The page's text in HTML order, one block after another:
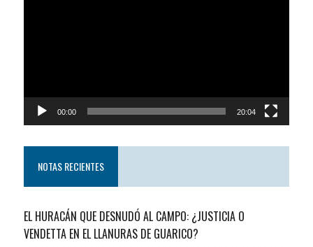
00:00 20:04
NOTAS RECIENTES
EL HURACÁN QUE DESNUDÓ AL CAMPO: ¿JUSTICIA O
VENDETTA EN EL LLANURAS DE GUARICO?